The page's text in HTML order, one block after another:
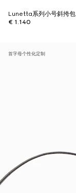
Lunetta系列小号斜挎包
€ 1.140
首字母个性化定制